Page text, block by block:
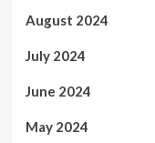
August 2024
July 2024
June 2024
May 2024